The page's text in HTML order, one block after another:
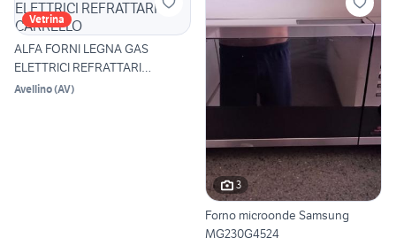
Vetrina
ALFA FORNI LEGNA GAS
ELETTRICI REFRATTARI
CARRELLO
Avellino(AV)
3
Forno microonde Samsung
MG230G4524